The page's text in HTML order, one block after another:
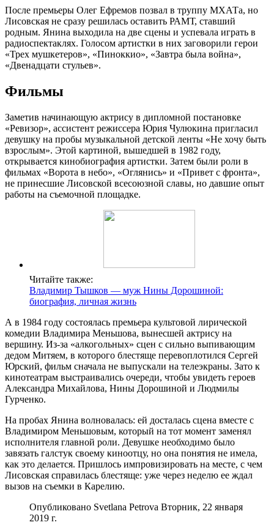
После премьеры Олег Ефремов позвал в труппу МХАТа, но
Лисовская не сразу решилась оставить РАМТ, ставший
родным. Янина выходила на две сцены и успевала играть в
радиоспектаклях. Голосом артистки в них заговорили герои
«Трех мушкетеров», «Пиноккио», «Завтра была война»,
«Двенадцати стульев».
Фильмы
Заметив начинающую актрису в дипломной постановке
«Ревизор», ассистент режиссера Юрия Чулюкина пригласил
девушку на пробы музыкальной детской ленты «Не хочу быть
взрослым». Этой картиной, вышедшей в 1982 году,
открывается кинобиография артистки. Затем были роли в
фильмах «Ворота в небо», «Оглянись» и «Привет с фронта»,
не принесшие Лисовской всесоюзной славы, но давшие опыт
работы на съемочной площадке.
Читайте также:
Владимир Тышков — муж Нины Дорошиной:
биография, личная жизнь
А в 1984 году состоялась премьера культовой лирической
комедии Владимира Меньшова, вынесшей актрису на
вершину. Из-за «алкогольных» сцен с сильно выпивающим
дедом Митяем, в которого блестяще перевоплотился Сергей
Юрский, фильм сначала не выпускали на телеэкраны. Зато к
кинотеатрам выстраивались очереди, чтобы увидеть героев
Александра Михайлова, Нины Дорошиной и Людмилы
Гурченко.
На пробах Янина волновалась: ей досталась сцена вместе с
Владимиром Меньшовым, который на тот момент заменял
исполнителя главной роли. Девушке необходимо было
завязать галстук своему киноотцу, но она понятия не имела,
как это делается. Пришлось импровизировать на месте, с чем
Лисовская справилась блестяще: уже через неделю ее ждал
вызов на съемки в Карелию.
Опубликовано Svetlana Petrova Вторник, 22 января
2019 г.